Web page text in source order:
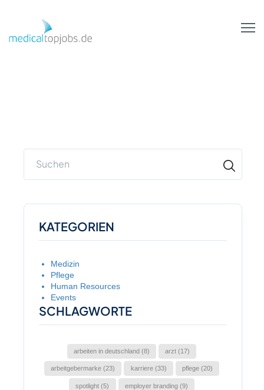
KATEGORIEN
Medizin
Pflege
Human Resources
Events
SCHLAGWORTE
arbeiten in deutschland (8) arzt (17)
arbeitgebermarke (23) karriere (33) pflege (20)
spotlight (5) employer branding (9)